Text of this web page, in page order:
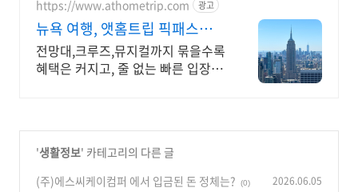
https://www.athometrip.com 광고
뉴욕 여행, 앳홈트립 픽패스로
더 합리적으로
전망대,크루즈,뮤지컬까지 묶을수록
혜택은 커지고, 줄 없는 빠른 입장까
'생활정보' 카테고리의 다른 글
(주)에스씨케이컴퍼 에서 입금된 돈 정체는?
(0) 2026.06.05